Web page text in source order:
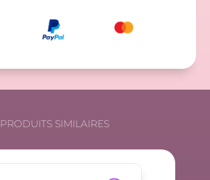
PRODUITS SIMILAIRES